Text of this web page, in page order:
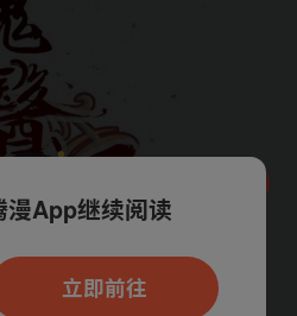
阅读，可打开App新用
7天免费看
漫App继续阅读
立即前往